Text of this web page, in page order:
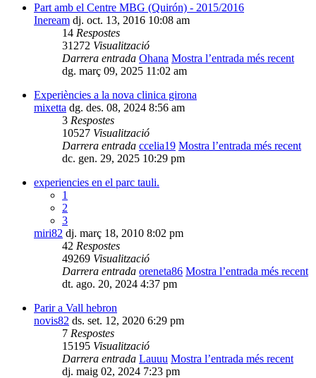
Part amb el Centre MBG (Quirón) - 2015/2016
Ineream dj. oct. 13, 2016 10:08 am
14 Respostes
31272 Visualització
Darrera entrada Ohana Mostra l’entrada més recent
dg. març 09, 2025 11:02 am
Experiències a la nova clinica girona
mixetta dg. des. 08, 2024 8:56 am
3 Respostes
10527 Visualització
Darrera entrada ccelia19 Mostra l’entrada més recent
dc. gen. 29, 2025 10:29 pm
experiencies en el parc tauli.
1
2
3
miri82 dj. març 18, 2010 8:02 pm
42 Respostes
49269 Visualització
Darrera entrada oreneta86 Mostra l’entrada més recent
dt. ago. 20, 2024 4:37 pm
Parir a Vall hebron
novis82 ds. set. 12, 2020 6:29 pm
7 Respostes
15195 Visualització
Darrera entrada Lauuu Mostra l’entrada més recent
dj. maig 02, 2024 7:23 pm